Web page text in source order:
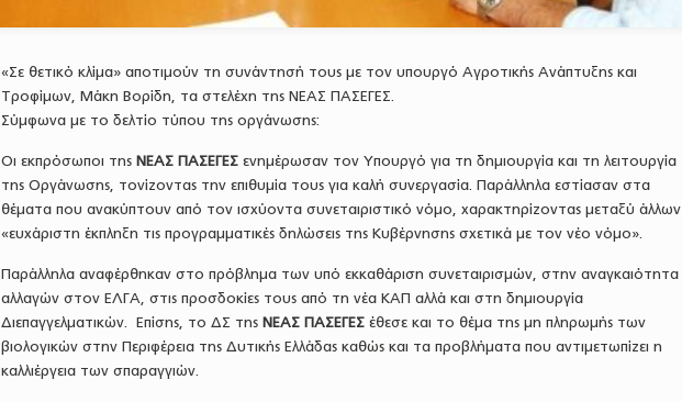
«Σε θετικό κλίμα» αποτιμούν τη συνάντησή τους με τον υπουργό Αγροτικής Ανάπτυξης και
Τροφίμων, Μάκη Βορίδη, τα στελέχη της ΝΕΑΣ ΠΑΣΕΓΕΣ.
Σύμφωνα με το δελτίο τύπου της οργάνωσης:
Οι εκπρόσωποι της ΝΕΑΣ ΠΑΣΕΓΕΣ ενημέρωσαν τον Υπουργό για τη δημιουργία και τη λειτουργία
της Οργάνωσης, τονίζοντας την επιθυμία τους για καλή συνεργασία. Παράλληλα εστίασαν στα
θέματα που ανακύπτουν από τον ισχύοντα συνεταιριστικό νόμο, χαρακτηρίζοντας μεταξύ άλλων
«ευχάριστη έκπληξη τις προγραμματικές δηλώσεις της Κυβέρνησης σχετικά με τον νέο νόμο».
Παράλληλα αναφέρθηκαν στο πρόβλημα των υπό εκκαθάριση συνεταιρισμών, στην αναγκαιότητα
αλλαγών στον ΕΛΓΑ, στις προσδοκίες τους από τη νέα ΚΑΠ αλλά και στη δημιουργία
Διεπαγγελματικών. Επίσης, το ΔΣ της ΝΕΑΣ ΠΑΣΕΓΕΣ έθεσε και το θέμα της μη πληρωμής των
βιολογικών στην Περιφέρεια της Δυτικής Ελλάδας καθώς και τα προβλήματα που αντιμετωπίζει η
καλλιέργεια των σπαραγγιών.